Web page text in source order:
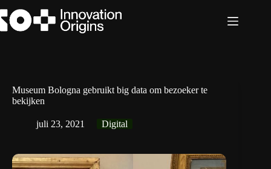
naar
de
Museum Bologna gebruikt big data om bezoeker te
bekijken
juli 23, 2021 Digital